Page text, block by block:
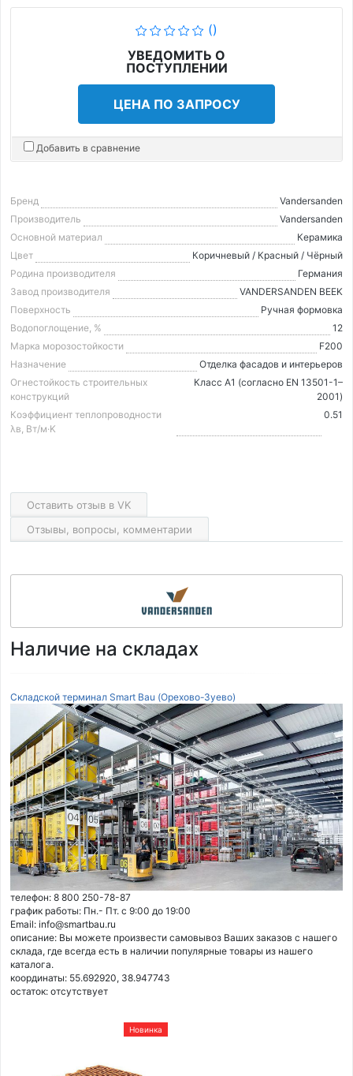
()
УВЕДОМИТЬ О
ПОСТУПЛЕНИИ
ЦЕНА ПО ЗАПРОСУ
Добавить в сравнение
Бренд
Vandersanden
Производитель
Vandersanden
Основной материал
Керамика
Цвет
Коричневый / Красный / Чёрный
Родина производителя
Германия
Завод производителя
VANDERSANDEN BEEK
Поверхность
Ручная формовка
Водопоглощение, %
12
Марка морозостойкости
F200
Назначение
Отделка фасадов и интерьеров
Огнестойкость строительных
конструкций
Класс А1 (согласно EN 13501-1–
2001)
Коэффициент теплопроводности
λв, Вт/м·K
0.51
Оставить отзыв в VK
Отзывы, вопросы, комментарии
Наличие на складах
Складской терминал Smart Bau (Орехово-Зуево)
телефон: 8 800 250-78-87
график работы: Пн.- Пт. с 9:00 до 19:00
Email: info@smartbau.ru
описание: Вы можете произвести самовывоз Ваших заказов с нашего
склада, где всегда есть в наличии популярные товары из нашего
каталога.
координаты: 55.692920, 38.947743
остаток: отсутствует
Новинка